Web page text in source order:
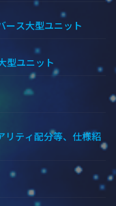
ス大型ユニット
ユニット
リティ配分等、仕様紹